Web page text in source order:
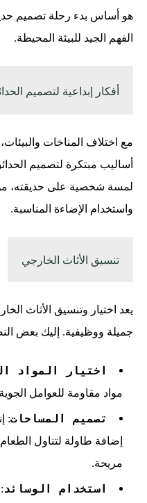
هو أساس بدء رحلة تصميم
الفهم الجيد للبيئة المحيطة.
أفكار إبداعية لتصميم
مع اختلاف المناخات
أساليب مبتكرة لتصميم
لمسة شخصية على حديقته،
واستخدام الإضاءة المناسبة.
تنسيق الأثاث الخارجي
يعد اختيار وتنسيق الأثاث
جميلة ووظيفية. إليك بعض
اختيار المواد
مواد مقاومة للعوامل
تصميم المساحات:
إضافة طاولة لتناول
مريحة.
استخدام الوسائد